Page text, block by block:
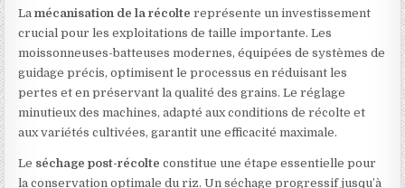
Lamécanisation de la récolte représente un investissement
crucial pour les exploitations de taille importante. Les
moissonneuses-batteuses modernes, équipées de systèmes de
guidage précis, optimisent le processus en réduisant les
pertes et en préservant la qualité des grains. Le réglage
minutieux des machines, adapté aux conditions de récolte et
aux variétés cultivées, garantit une efficacité maximale.
Le séchage post-récolte constitue une étape essentielle pour
la conservation optimale du riz. Un séchage progressif jusqu’à